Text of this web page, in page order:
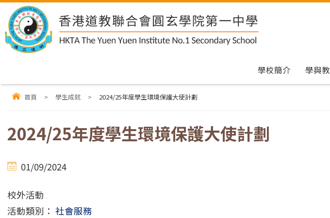
學校簡介 學與教
首頁 > 學生成就 > 2024/25年度學生環境保護大使計劃
2024/25年度學生環境保護大使計劃
01/09/2024
校外活動
活動類別： 社會服務